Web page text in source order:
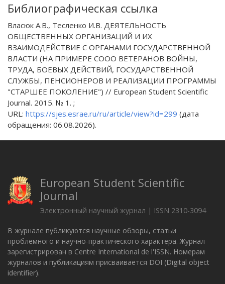
Библиографическая ссылка
Власюк А.В., Тесленко И.В. ДЕЯТЕЛЬНОСТЬ
ОБЩЕСТВЕННЫХ ОРГАНИЗАЦИЙ И ИХ
ВЗАИМОДЕЙСТВИЕ С ОРГАНАМИ ГОСУДАРСТВЕННОЙ
ВЛАСТИ (НА ПРИМЕРЕ СООО ВЕТЕРАНОВ ВОЙНЫ,
ТРУДА, БОЕВЫХ ДЕЙСТВИЙ, ГОСУДАРСТВЕННОЙ
СЛУЖБЫ, ПЕНСИОНЕРОВ И РЕАЛИЗАЦИИ ПРОГРАММЫ
"СТАРШЕЕ ПОКОЛЕНИЕ") // European Student Scientific
Journal. 2015. № 1. ;
URL: https://sjes.esrae.ru/ru/article/view?id=299 (дата
обращения: 06.08.2026).
European Student Scientific
Journal
Электронный научный журнал | ISSN 2310-3094
В журнале публикуются научные обзоры, статьи
проблемного и научно-практического характера. Журнал
зарегистрирован в Centre International de l'ISSN. Номерам
журналов и публикациям присваивается DOI (Digital object
identifier).